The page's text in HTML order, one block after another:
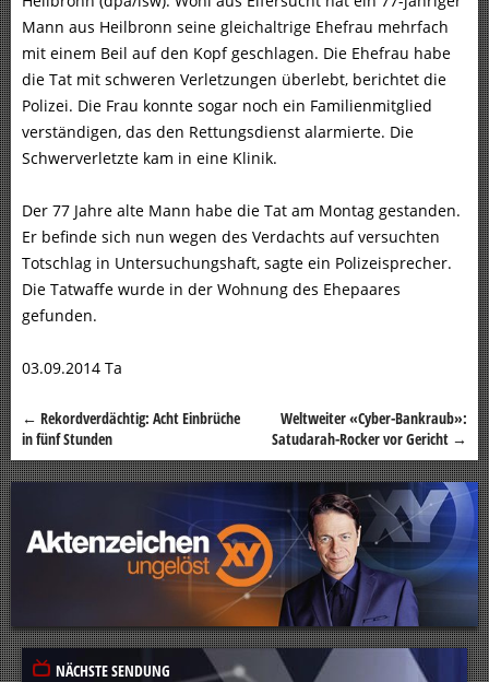
Mann aus Heilbronn seine gleichaltrige Ehefrau mehrfach
mit einem Beil auf den Kopf geschlagen. Die Ehefrau habe
die Tat mit schweren Verletzungen überlebt, berichtet die
Polizei. Die Frau konnte sogar noch ein Familienmitglied
verständigen, das den Rettungsdienst alarmierte. Die
Schwerverletzte kam in eine Klinik.
Der 77 Jahre alte Mann habe die Tat am Montag gestanden.
Er befinde sich nun wegen des Verdachts auf versuchten
Totschlag in Untersuchungshaft, sagte ein Polizeisprecher.
Die Tatwaffe wurde in der Wohnung des Ehepaares
gefunden.
03.09.2014 Ta
Beitragsnavigation
← Rekordverdächtig: Acht Einbrüche
in fünf Stunden
Weltweiter «Cyber-Bankraub»:
Satudarah-Rocker vor Gericht →
NÄCHSTE SENDUNG